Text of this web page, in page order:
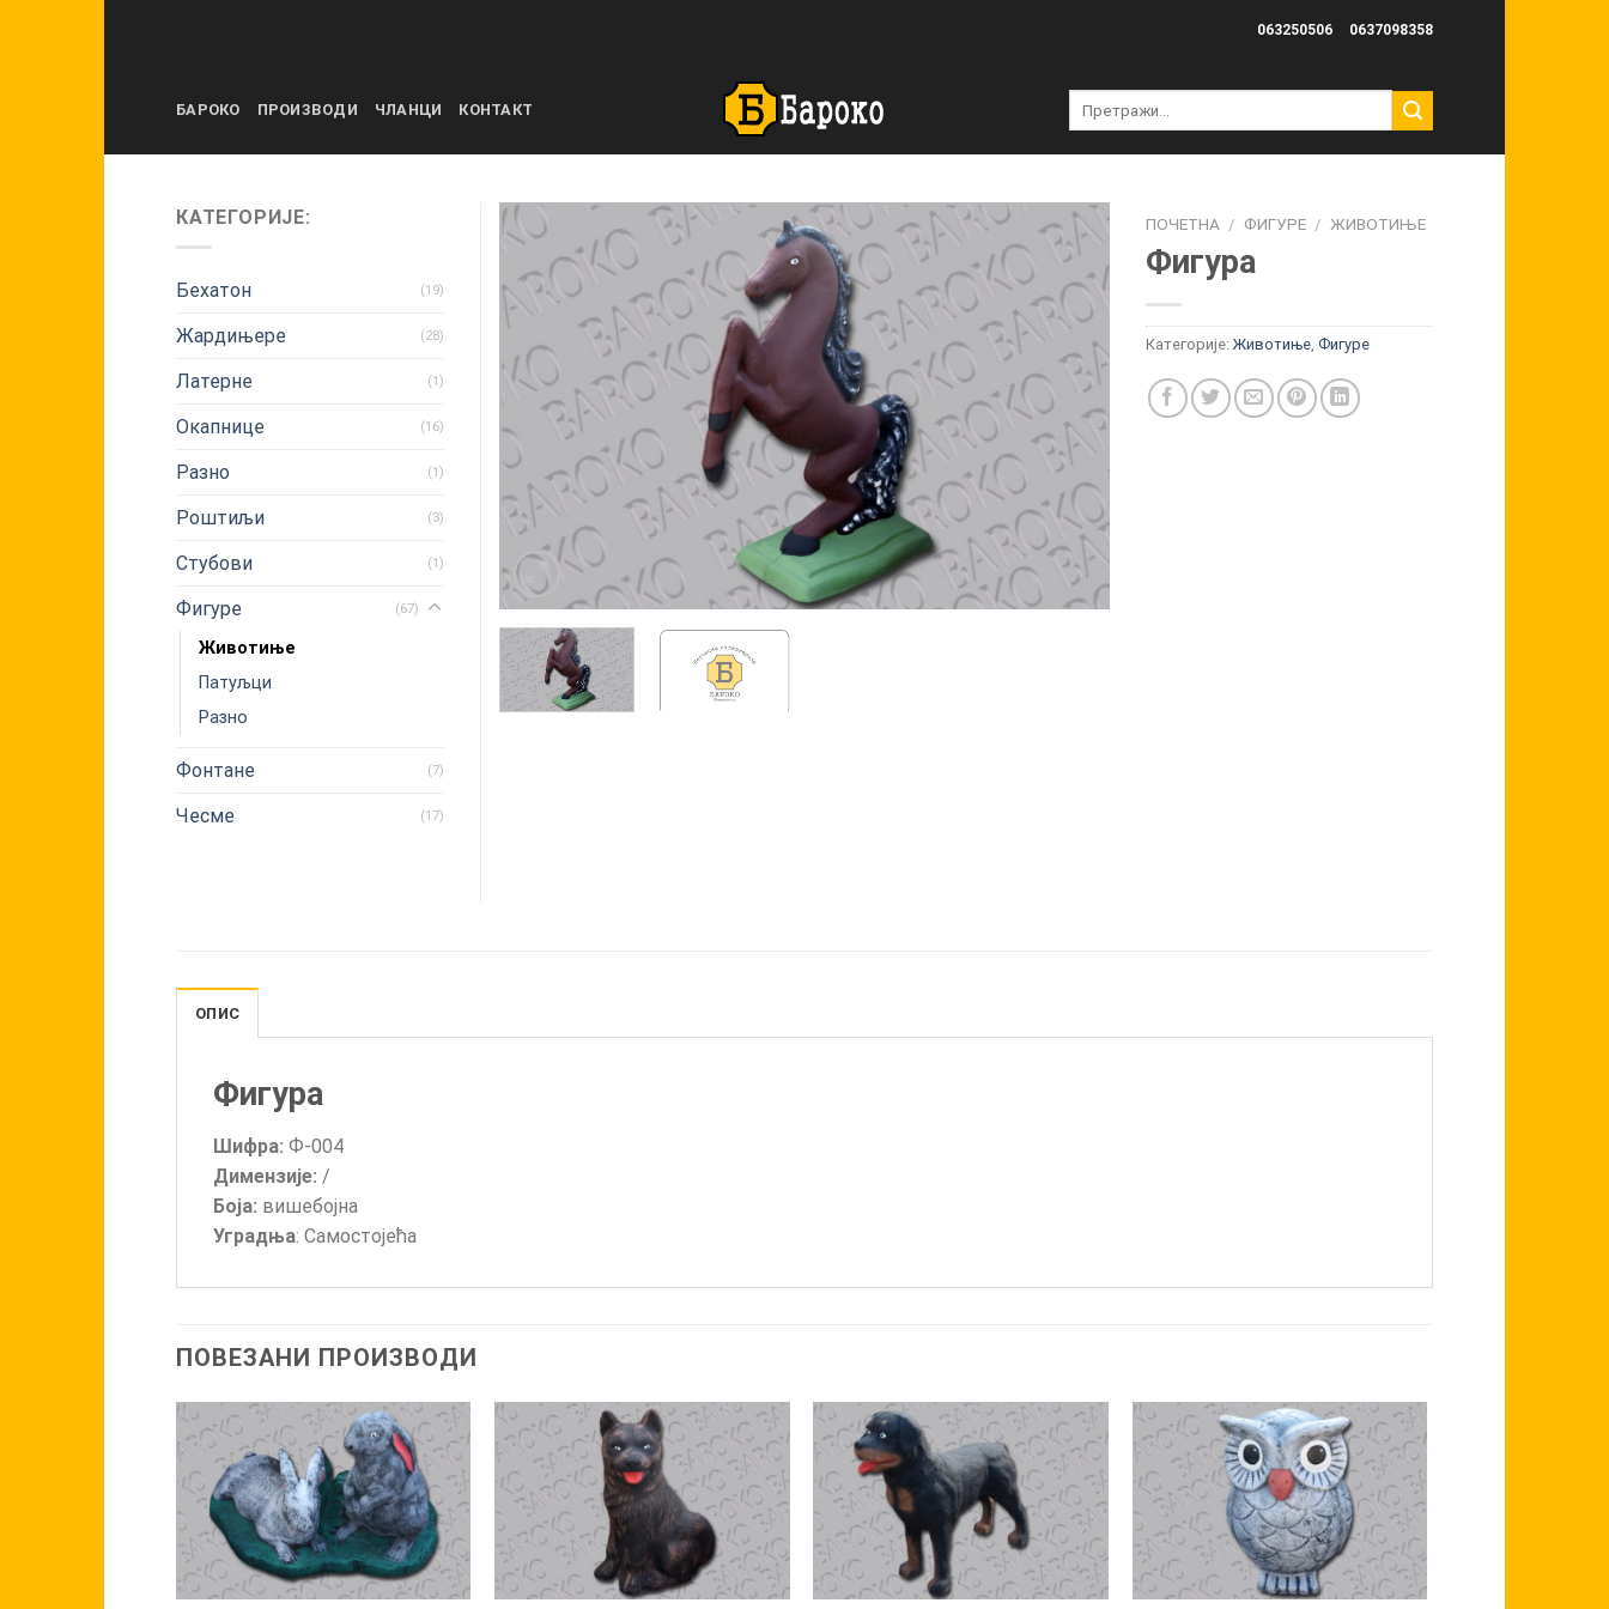
063250506 0637098358
БАРОКО ПРОИЗВОДИ ЧЛАНЦИ КОНТАКТ
ПОЧЕТНА / ФИГУРЕ / ЖИВОТИЊЕ
Фигура
Категорије: Животиње Фигуре
КАТЕГОРИЈЕ:
Бехатон (19)
Жардињере (28)
Латерне (1)
Окапнице (16)
Разно (1)
Роштиљи (3)
Стубови (1)
Фигуре (67)
Животиње
Патуљци
Разно
Фонтане (7)
Чесме (17)
ОПИС
Фигура
Шифра: Ф-004
Димензије: /
Боја: вишебојна
Уградња: Самостојећа
ПОВЕЗАНИ ПРОИЗВОДИ